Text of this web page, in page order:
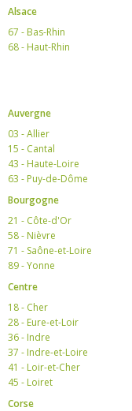
Alsace
67 - Bas-Rhin
68 - Haut-Rhin
Auvergne
03 - Allier
15 - Cantal
43 - Haute-Loire
63 - Puy-de-Dôme
Bourgogne
21 - Côte-d'Or
58 - Nièvre
71 - Saône-et-Loire
89 - Yonne
Centre
18 - Cher
28 - Eure-et-Loir
36 - Indre
37 - Indre-et-Loire
41 - Loir-et-Cher
45 - Loiret
Corse